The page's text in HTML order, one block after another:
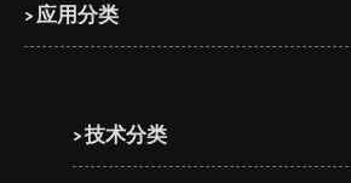
> 应用分类
> 技术分类